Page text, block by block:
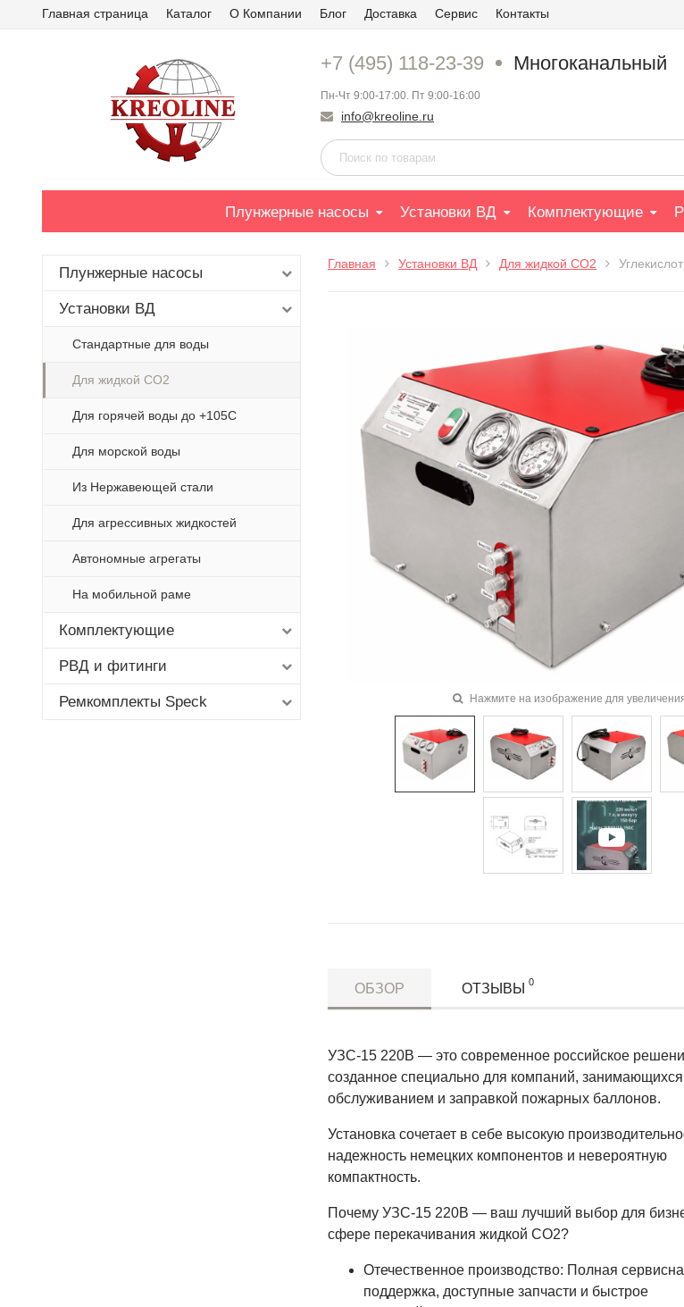
Главная страница Каталог О Компании Блог Доставка Сервис Контакты
+7 (495) 118-23-39 Многоканальный
Пн-Чт 9:00-17:00. Пт 9:00-16:00
info@kreoline.ru
Плунжерные насосы Установки ВД Комплектующие
Плунжерные насосы
Установки ВД
Стандартные для воды
Для жидкой СО2
Для горячей воды до +105С
Для морской воды
Из Нержавеющей стали
Для агрессивных жидкостей
Автономные агрегаты
На мобильной раме
Комплектующие
РВД и фитинги
Ремкомплекты Speck
Главная Установки ВД Для жидкой СО2
Нажмите на изображение для
ОБЗОР ОТЗЫВЫ 0
УЗС-15 220В — это современное российское
созданное специально для компаний, занимающихся
обслуживанием и заправкой пожарных баллонов.
Установка сочетает в себе высокую
надежность немецких компонентов и невероятную
компактность.
Почему УЗС-15 220В — ваш лучший выбор для
сфере перекачивания жидкой СО2?
Отечественное производство: Полная
поддержка, доступные запчасти и быстрое